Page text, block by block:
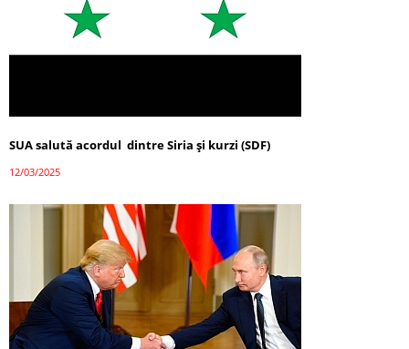
SUA salută acordul dintre Siria și kurzi (SDF)
12/03/2025